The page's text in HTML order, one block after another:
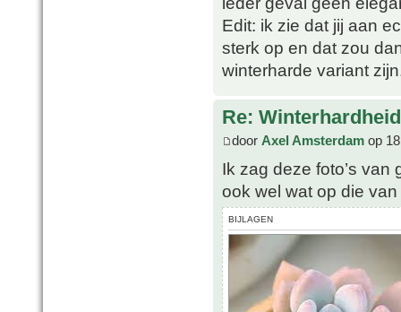
Edit: ik zie dat jij aan
sterk op en dat zou
winterharde variant
Re:
door Axel Amsterdam op
Ik zag deze foto’s van
ook wel wat op die van
BIJLAGEN